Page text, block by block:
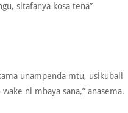
sitafanya kosa tena”
unampenda mtu, usikubali
ni mbaya sana,” anasema.